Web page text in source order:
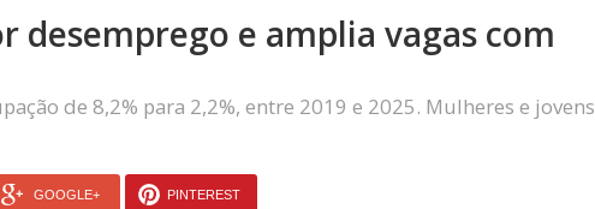
desemprego e amplia vagas com
de 8,2% para 2,2%, entre 2019 e 2025. Mulheres e jovens
GOOGLE+ PINTEREST